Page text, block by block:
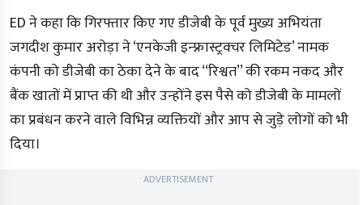
ED ने कहा कि गिरफ्तार किए गए डीजेबी के पूर्व मुख्य अभियंता
जगदीश कुमार अरोड़ा ने ‘एनकेजी इन्फ्रास्ट्रक्चर लिमिटेड’ नामक
कंपनी को डीजेबी का ठेका देने के बाद ‘‘रिश्वत’’ की रकम नकद और
बैंक खातों में प्राप्त की थी और उन्होंने इस पैसे को डीजेबी के मामलों
का प्रबंधन करने वाले विभिन्न व्यक्तियों और आप से जुड़े लोगों को भी
दिया।
ADVERTISEMENT